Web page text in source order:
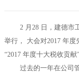
2 月28 日，建德市工
举行， 大会对2017 年
“2017 年度十大税收贡献
过去的一年在公司管